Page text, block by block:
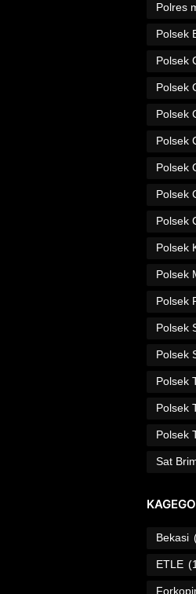
Polres
Polsek
Polsek
Polsek
Polsek
Polsek
Polsek
Polsek
Polsek
Polsek
Polsek
Polsek
Polsek
Polsek
Polsek
Polsek
Polsek
Sat
Bekasi
ETLE